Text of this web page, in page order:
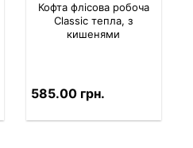
Кофта флісова робоча
Classic тепла, з
кишенями
585.00 грн.